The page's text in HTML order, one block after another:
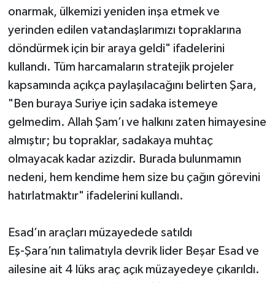
onarmak, ülkemizi yeniden inşa etmek ve
yerinden edilen vatandaşlarımızı topraklarına
döndürmek için bir araya geldi" ifadelerini
kullandı. Tüm harcamaların stratejik projeler
kapsamında açıkça paylaşılacağını belirten Şara,
"Ben buraya Suriye için sadaka istemeye
gelmedim. Allah Şam’ı ve halkını zaten himayesine
almıştır; bu topraklar, sadakaya muhtaç
olmayacak kadar azizdir. Burada bulunmamın
nedeni, hem kendime hem size bu çağın görevini
hatırlatmaktır" ifadelerini kullandı.
Esad’ın araçları müzayedede satıldı
Eş-Şara’nın talimatıyla devrik lider Beşar Esad ve
ailesine ait 4 lüks araç açık müzayedeye çıkarıldı.